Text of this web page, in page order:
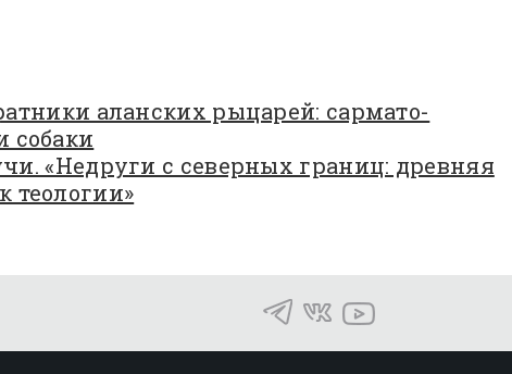
аланских рыцарей: сармато-
собаки
«Недруги с северных границ: древняя
теологии»